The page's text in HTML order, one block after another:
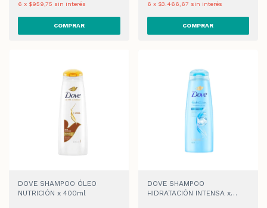
6 x $959,75 sin interés 6 x $3.466,67 sin interés
DOVE SHAMPOO ÓLEO
NUTRICIÓN x 400ml
DOVE SHAMPOO
HIDRATACIÓN INTENSA x